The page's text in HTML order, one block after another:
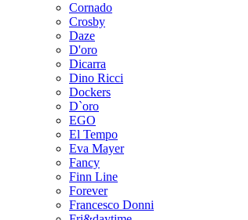
Cornado
Crosby
Daze
D'oro
Dicarra
Dino Ricci
Dockers
D`oro
EGO
El Tempo
Eva Mayer
Fancy
Finn Line
Forever
Francesco Donni